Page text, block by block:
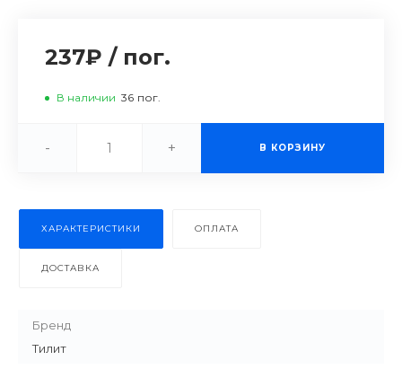
237₽ / пог.
В наличии 36 пог.
- + В КОРЗИНУ
ХАРАКТЕРИСТИКИ ОПЛАТА
ДОСТАВКА
Бренд
Тилит